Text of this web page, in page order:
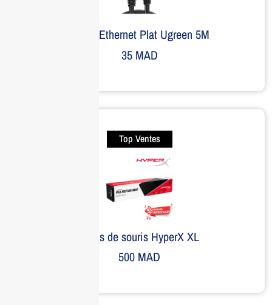
Câble Ethernet Plat Ugreen 5M
35MAD
Top Ventes
Tapis de souris HyperX XL
500 MAD